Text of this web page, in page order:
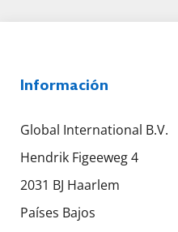
Información
Global International B.V.
Hendrik Figeeweg 4
2031 BJ Haarlem
Países Bajos